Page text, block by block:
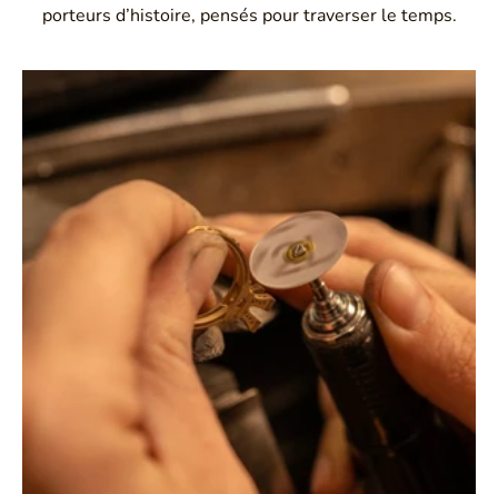
porteurs d’histoire, pensés pour traverser le temps.
Montbrison, Lyon, Paris
Philippe & mathieu tournaire
Créateurs joailliers, révolutionnent les codes de la
joaillerie traditionnelle en y apportant des formes et des
couleurs hors du commun. Au delà des modes, la
Maison Tournaire a forgé son style de caractère et
d'élévation en puisant dans ses voyages ainsi que ses
différentes rencontres.
La Maison Tournaire qui a ouvert ses portes en 1984 à